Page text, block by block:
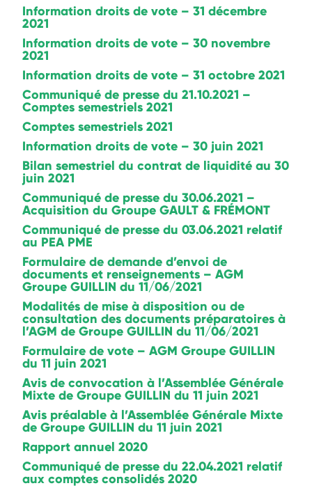
Information droits de vote – 31 décembre
2021
Information droits de vote – 30 novembre
2021
Information droits de vote – 31 octobre 2021
Communiqué de presse du 21.10.2021 –
Comptes semestriels 2021
Comptes semestriels 2021
Information droits de vote – 30 juin 2021
Bilan semestriel du contrat de liquidité au 30
juin 2021
Communiqué de presse du 30.06.2021 –
Acquisition du Groupe GAULT & FRÉMONT
Communiqué de presse du 03.06.2021 relatif
au PEA PME
Formulaire de demande d’envoi de
documents et renseignements – AGM
Groupe GUILLIN du 11/06/2021
Modalités de mise à disposition ou de
consultation des documents préparatoires à
l’AGM de Groupe GUILLIN du 11/06/2021
Formulaire de vote – AGM Groupe GUILLIN
du 11 juin 2021
Avis de convocation à l’Assemblée Générale
Mixte de Groupe GUILLIN du 11 juin 2021
Avis préalable à l’Assemblée Générale Mixte
de Groupe GUILLIN du 11 juin 2021
Rapport annuel 2020
Communiqué de presse du 22.04.2021 relatif
aux comptes consolidés 2020